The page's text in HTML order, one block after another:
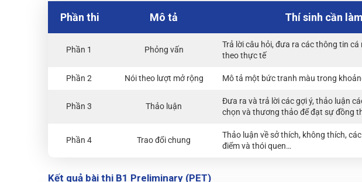
Phần thi Mô tả Thí sinh cần
Phần 1 Phỏng vấn
Trả lời câu hỏi, đưa ra các thông tin
theo thực tế
Phần 2 Nói theo lượt mở rộng Mô tả một bức tranh màu trong
Phần 3 Thảo luận
Đưa ra và trả lời các gợi ý, thảo luận
chọn và thương thảo để đạt sự đồng
Phần 4 Trao đổi chung
Thảo luận về sở thích, không thích,
điểm và thói quen…
Kết quả bài thi B1 Preliminary (PET)